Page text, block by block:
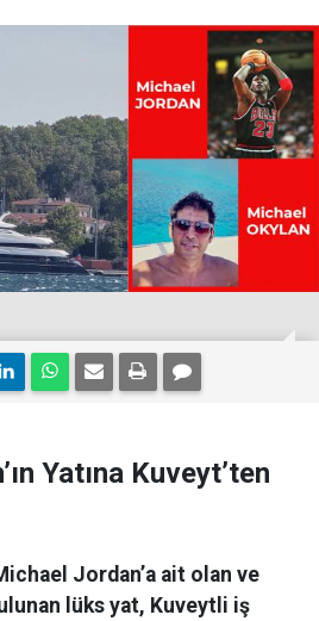
Yatına Kuveyt’ten
Jordan’a ait olan ve
lüks yat, Kuveytli iş